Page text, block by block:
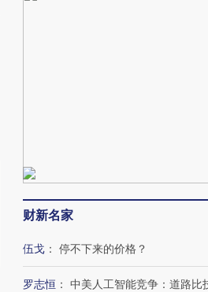
财新名家
伍戈 ： 停不下来的价格？
罗志恒 ： 中美人工智能竞争：道路比